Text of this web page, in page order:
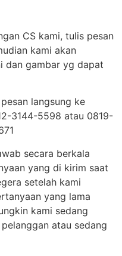
CS kami, tulis pesan
kami akan
dan gambar yg dapat
langsung ke
3144-5598 atau 0819-
secara berkala
yang di kirim saat
setelah kami
yang lama
kami sedang
atau sedang